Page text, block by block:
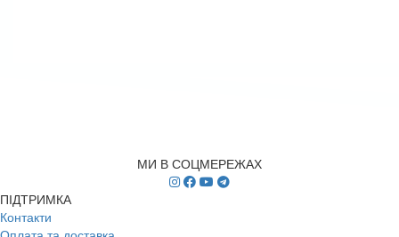
МИ В СОЦМЕРЕЖАХ
ПІДТРИМКА
Контакти